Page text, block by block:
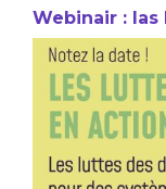
Webinair : las